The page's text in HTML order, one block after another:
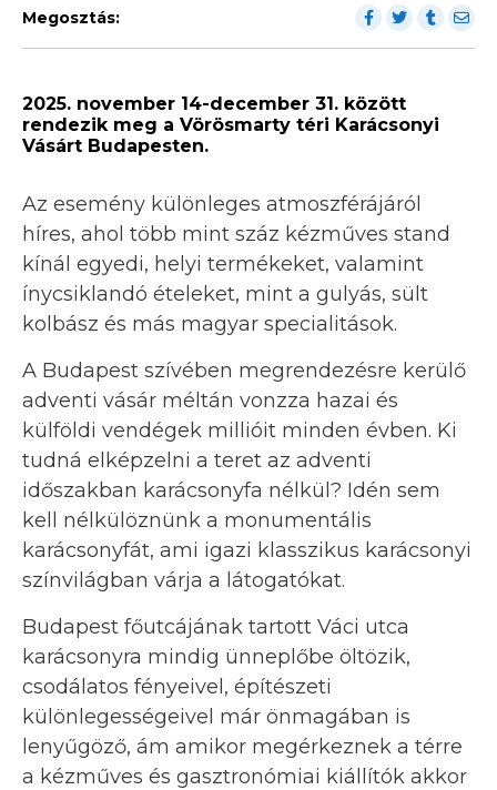
Megosztás:
2025. november 14-december 31. között
rendezik meg a Vörösmarty téri Karácsonyi
Vásárt Budapesten.
Az esemény különleges atmoszférájáról
híres, ahol több mint száz kézműves stand
kínál egyedi, helyi termékeket, valamint
ínycsiklandó ételeket, mint a gulyás, sült
kolbász és más magyar specialitások.
A Budapest szívében megrendezésre kerülő
adventi vásár méltán vonzza hazai és
külföldi vendégek millióit minden évben. Ki
tudná elképzelni a teret az adventi
időszakban karácsonyfa nélkül? Idén sem
kell nélkülöznünk a monumentális
karácsonyfát, ami igazi klasszikus karácsonyi
színvilágban várja a látogatókat.
Budapest főutcájának tartott Váci utca
karácsonyra mindig ünneplőbe öltözik,
csodálatos fényeivel, építészeti
különlegességeivel már önmagában is
lenyűgöző, ám amikor megérkeznek a térre
a kézműves és gasztronómiai kiállítók akkor